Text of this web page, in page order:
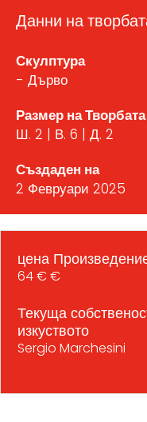
Данни на
Скулптура
- Дърво
Размер на
Ш. 2 | В. 6 | Д. 2
Създаден на
2 Февруари 2025
цена
64 € €
Текуща
изкуството
Sergio Marchesini